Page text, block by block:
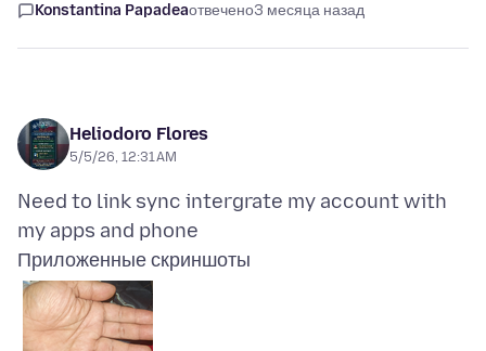
Konstantina Papadeaотвечено3 месяца назад
Heliodoro Flores
5/5/26, 12:31 AM
Need to link sync intergrate my account with
Приложенные скриншоты